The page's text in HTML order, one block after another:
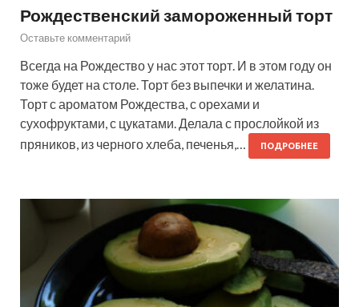
Рождественский замороженный торт
Оставьте комментарий
Всегда на Рождество у нас этот торт. И в этом году он
тоже будет на столе. Торт без выпечки и желатина.
Торт с ароматом Рождества, с орехами и
сухофруктами, с цукатами. Делала с прослойкой из
пряников, из черного хлеба, печенья,…
ПОДРОБНЕЕ